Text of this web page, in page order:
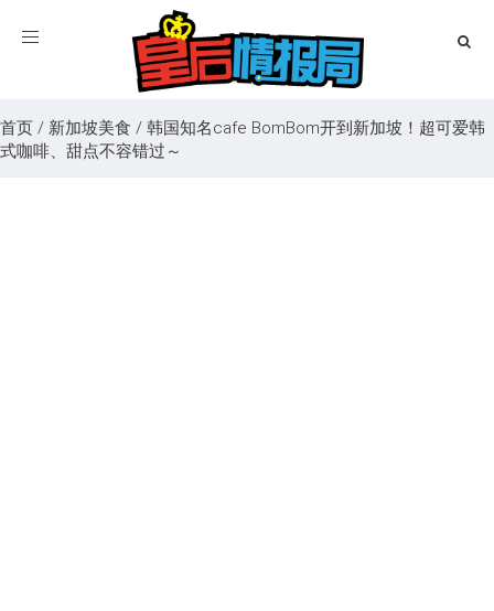
Toggle
首页 / 新加坡美食 / 韩国知名cafe BomBom开到新加坡！超可爱韩
式咖啡、甜点不容错过～